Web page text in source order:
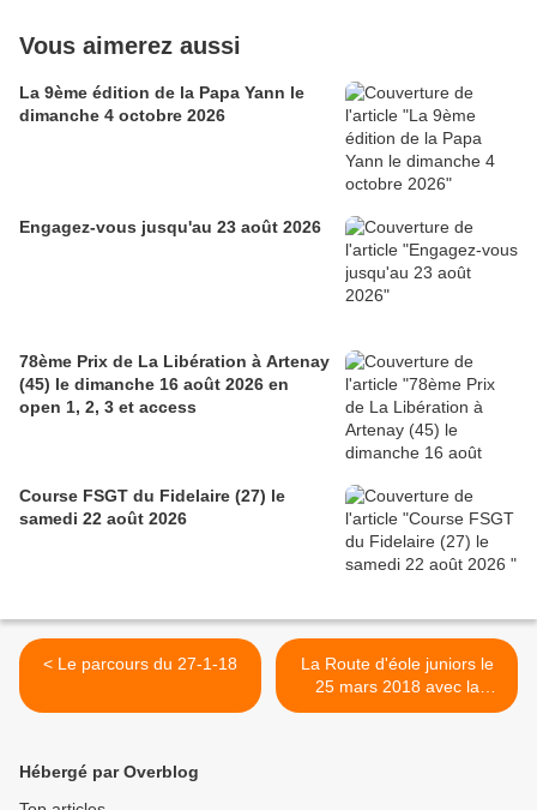
Vous aimerez aussi
La 9ème édition de la Papa Yann le
dimanche 4 octobre 2026
Engagez-vous jusqu'au 23 août 2026
78ème Prix de La Libération à Artenay
(45) le dimanche 16 août 2026 en
open 1, 2, 3 et access
Course FSGT du Fidelaire (27) le
samedi 22 août 2026
< Le parcours du 27-1-18
La Route d'éole juniors le
25 mars 2018 avec la
sélection du CD 28 retenue
Hébergé par Overblog